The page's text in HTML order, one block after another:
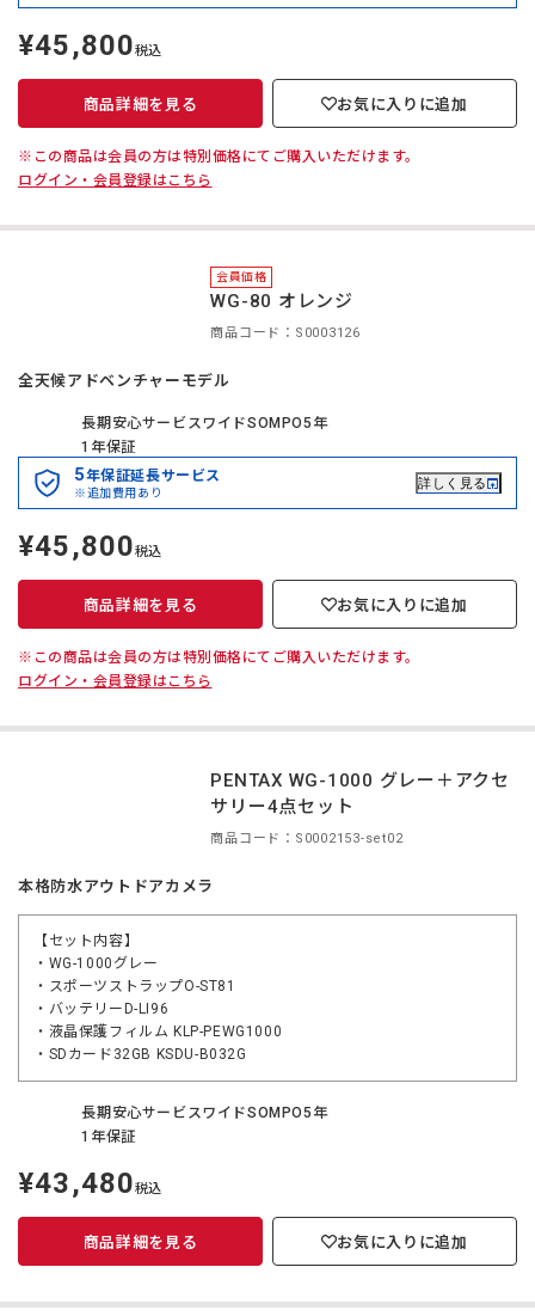
定
価
¥45,800税込
商品詳細を見る お気に入りに追加
※この商品は会員の方は特別価格にてご購入いただけます。
ログイン・会員登録はこちら
会員価格
WG-80 オレンジ
商品コード：S0003126
全天候アドベンチャーモデル
長期安心サービスワイドSOMPO5年
1年保証
5年保証延長サービス
※追加費用あり
詳しく見る
定
価
¥45,800税込
商品詳細を見る お気に入りに追加
※この商品は会員の方は特別価格にてご購入いただけます。
ログイン・会員登録はこちら
PENTAX WG-1000 グレー＋アクセ
サリー4点セット
商品コード：S0002153-set02
本格防水アウトドアカメラ
【セット内容】
・WG-1000グレー
・スポーツストラップO-ST81
・バッテリーD-LI96
・液晶保護フィルム KLP-PEWG1000
・SDカード32GB KSDU-B032G
長期安心サービスワイドSOMPO5年
1年保証
定
価
¥43,480税込
商品詳細を見る お気に入りに追加